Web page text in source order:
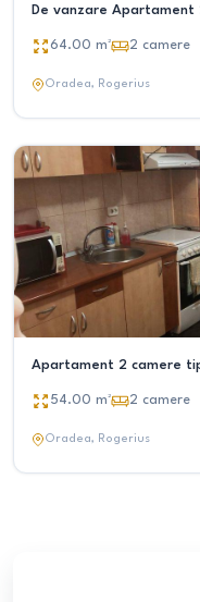
De vanzare Apartament
64.00 m² 2 camere
Oradea, Rogerius
Apartament 2 camere
54.00 m² 2 camere
Oradea, Rogerius